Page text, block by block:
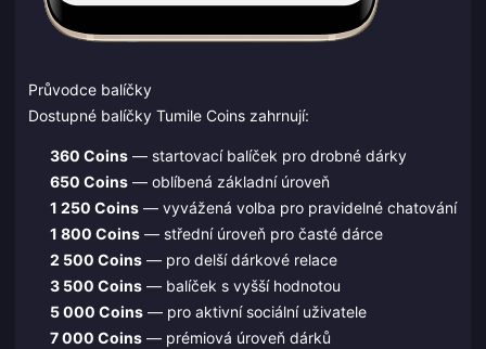
Průvodce balíčky
Dostupné balíčky Tumile Coins zahrnují:
360 Coins— startovací balíček pro drobné dárky
650 Coins— oblíbená základní úroveň
1 250 Coins— vyvážená volba pro pravidelné chatování
1 800 Coins— střední úroveň pro časté dárce
2 500 Coins— pro delší dárkové relace
3 500 Coins— balíček s vyšší hodnotou
5 000 Coins— pro aktivní sociální uživatele
7 000 Coins— prémiová úroveň dárků